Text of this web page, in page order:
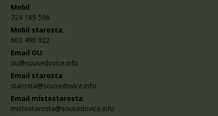
Mobil:
724 189 596
Mobil starosta:
603 490 922
Email OU:
ou@sousedovice.info
Email starosta:
starosta@sousedovice.info
Email místostarosta:
mistostarosta@sousedovice.info